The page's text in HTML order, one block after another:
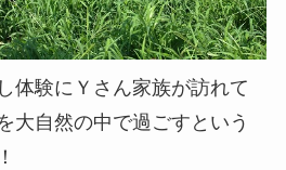
体験にＹさん家族が訪れて
大自然の中で過ごすという